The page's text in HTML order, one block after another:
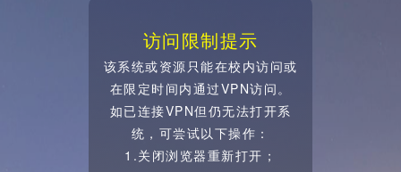
访问限制提示
该系统或资源只能在校内访问或
在限定时间内通过VPN访问。
如已连接VPN但仍无法打开系
统，可尝试以下操作：
1.关闭浏览器重新打开；